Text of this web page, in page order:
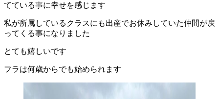
てている事に幸せを感じます
私が所属しているクラスにも出産でお休みしていた仲間が戻
ってくる事になりました
とても嬉しいです
フラは何歳からでも始められます